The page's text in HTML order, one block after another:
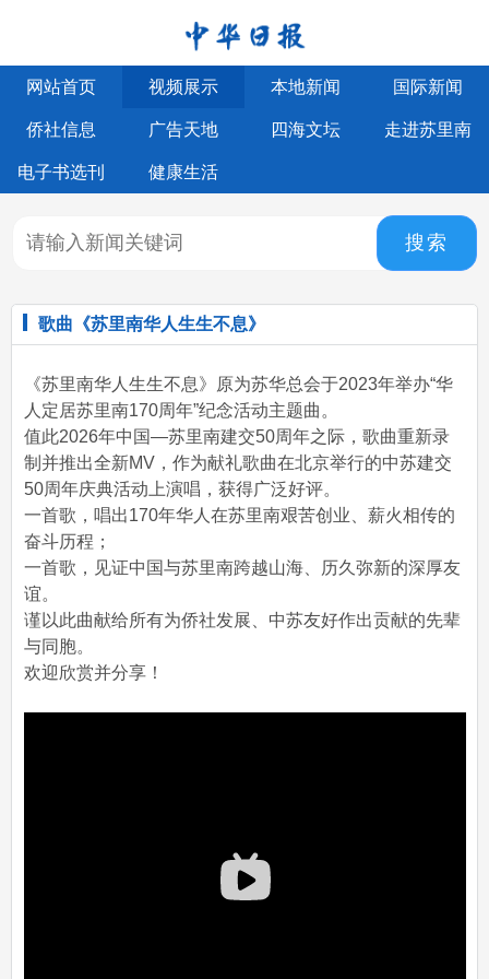
网站首页 视频展示 本地新闻 国际新闻
侨社信息 广告天地 四海文坛 走进苏里南
电子书选刊 健康生活
搜索
歌曲《苏里南华人生生不息》
《苏里南华人生生不息》原为苏华总会于2023年举办“华
人定居苏里南170周年”纪念活动主题曲。
值此2026年中国—苏里南建交50周年之际，歌曲重新录
制并推出全新MV，作为献礼歌曲在北京举行的中苏建交
50周年庆典活动上演唱，获得广泛好评。
一首歌，唱出170年华人在苏里南艰苦创业、薪火相传的
奋斗历程；
一首歌，见证中国与苏里南跨越山海、历久弥新的深厚友
谊。
谨以此曲献给所有为侨社发展、中苏友好作出贡献的先辈
与同胞。
欢迎欣赏并分享！